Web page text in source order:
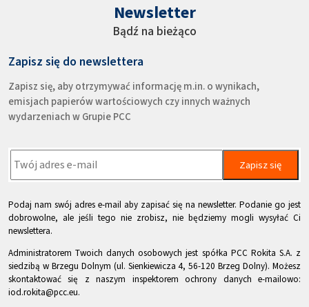
Newsletter
Bądź na bieżąco
Zapisz się do newslettera
Zapisz się, aby otrzymywać informację m.in. o wynikach,
emisjach papierów wartościowych czy innych ważnych
wydarzeniach w Grupie PCC
Zapisz się
Podaj nam swój adres e-mail aby zapisać się na newsletter. Podanie go jest
dobrowolne, ale jeśli tego nie zrobisz, nie będziemy mogli wysyłać Ci
newslettera.
Administratorem Twoich danych osobowych jest spółka PCC Rokita S.A. z
siedzibą w Brzegu Dolnym (ul. Sienkiewicza 4, 56-120 Brzeg Dolny). Możesz
skontaktować się z naszym inspektorem ochrony danych e-mailowo:
iod.rokita@pcc.eu.